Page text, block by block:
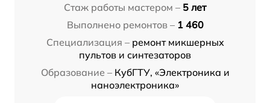
Стаж работы мастером – 5 лет
Выполнено ремонтов – 1 460
Специализация – ремонт микшерных
пультов и синтезаторов
Образование – КубГТУ, «Электроника и
наноэлектроника»